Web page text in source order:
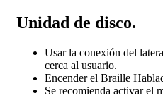
Unidad de disco.
Usar la conexión del
cerca al usuario.
Encender el Braille
Se recomienda activar el